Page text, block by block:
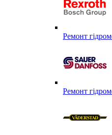
Ремонт
Ремонт